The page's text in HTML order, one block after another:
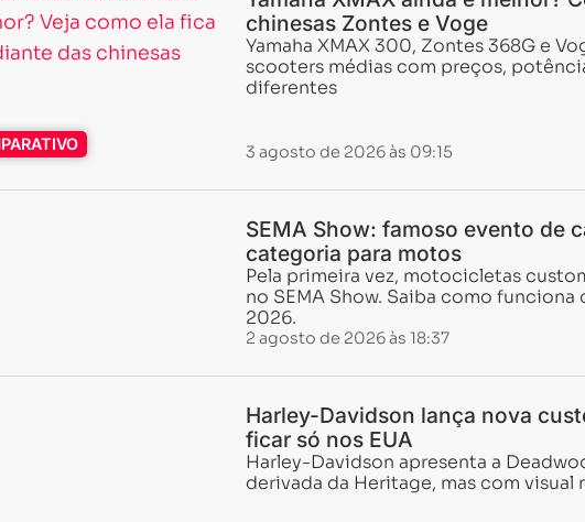
chinesas Zontes e Voge
Yamaha XMAX 300, Zontes 368G e
scooters médias com preços,
diferentes
3 agosto de 2026 às 09:15
SEMA Show: famoso evento de
categoria para motos
Pela primeira vez, motocicletas
no SEMA Show. Saiba como
2026.
2 agosto de 2026 às 18:37
Harley-Davidson lança nova
ficar só nos EUA
Harley-Davidson apresenta a
derivada da Heritage, mas com visual